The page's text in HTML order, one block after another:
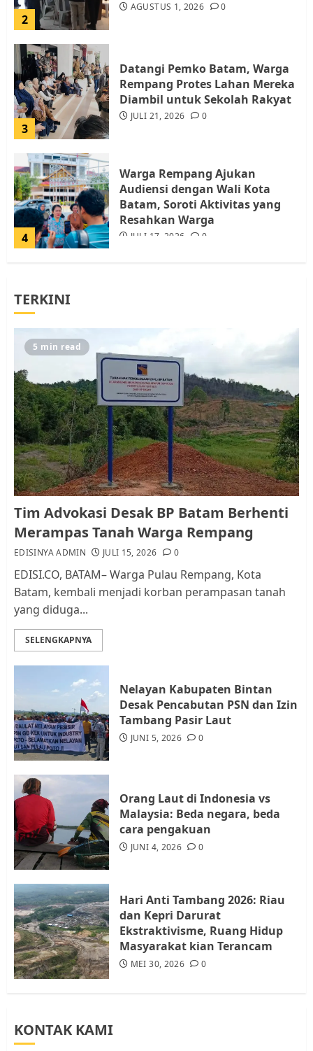
2
AGUSTUS 1, 2026 0
3
Datangi Pemko Batam, Warga
Rempang Protes Lahan Mereka
Diambil untuk Sekolah Rakyat
JULI 21, 2026 0
4
Warga Rempang Ajukan
Audiensi dengan Wali Kota
Batam, Soroti Aktivitas yang
Resahkan Warga
JULI 17, 2026 0
5
1
Pemko Batam Tegaskan RT dan
RW bukan Petugas Pendataan
dan Pemungutan Pajak
AGUSTUS 1, 2026 0
Kader Pajak jadi Penghubung
Pemerintah dan Masyarakat di
Lingkungan RT/RW
AGUSTUS 1, 2026
4
Warga Rempang Ajukan
Audiensi dengan Wali Kota
5
Tim Advokasi Desak BP Batam
Berhenti Merampas Tanah
TERKINI
5 min read
Tim Advokasi Desak BP Batam Berhenti
Merampas Tanah Warga Rempang
EDISINYA ADMIN JULI 15, 2026 0
EDISI.CO, BATAM– Warga Pulau Rempang, Kota
Batam, kembali menjadi korban perampasan tanah
yang diduga...
SELENGKAPNYA
Nelayan Kabupaten Bintan
Desak Pencabutan PSN dan Izin
Tambang Pasir Laut
JUNI 5, 2026 0
Orang Laut di Indonesia vs
Malaysia: Beda negara, beda
cara pengakuan
JUNI 4, 2026 0
Hari Anti Tambang 2026: Riau
dan Kepri Darurat
Ekstraktivisme, Ruang Hidup
Masyarakat kian Terancam
MEI 30, 2026 0
KONTAK KAMI